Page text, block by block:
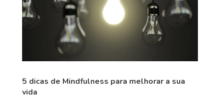
5 dicas de Mindfulness para melhorar a sua
vida